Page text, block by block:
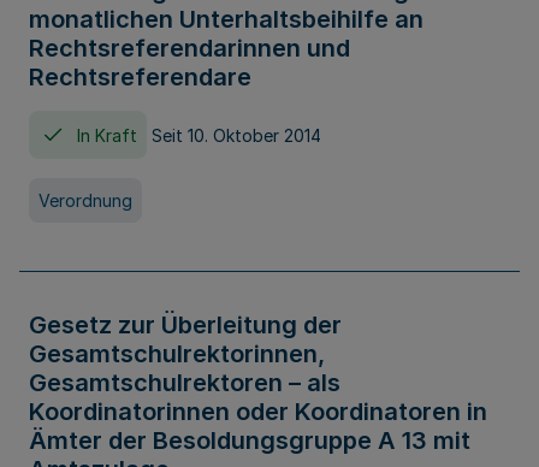
monatlichen Unterhaltsbeihilfe an
Rechtsreferendarinnen und
Rechtsreferendare
In Kraft Seit 10. Oktober 2014
Verordnung
Gesetz zur Überleitung der
Gesamtschulrektorinnen,
Gesamtschulrektoren – als
Koordinatorinnen oder Koordinatoren in
Ämter der Besoldungsgruppe A 13 mit